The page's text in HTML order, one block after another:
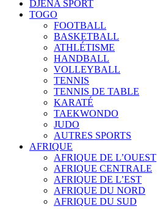
DJENA SPORT
TOGO
FOOTBALL
BASKETBALL
ATHLÉTISME
HANDBALL
VOLLEYBALL
TENNIS
TENNIS DE TABLE
KARATÉ
TAEKWONDO
JUDO
AUTRES SPORTS
AFRIQUE
AFRIQUE DE L’OUEST
AFRIQUE CENTRALE
AFRIQUE DE L’EST
AFRIQUE DU NORD
AFRIQUE DU SUD